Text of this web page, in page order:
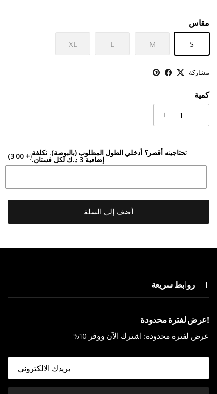
مقاس
S
M
L
XL
مشاركة
كمية
تحتاجينه أقصر؟ أدخلي الطول المطلوب (بالبوصة). تكلفة
إضافية 3 د.ك لكل فستان. (+ 3.00)
أضف إلى السلة
روابط سريعة
!عرض لفترة محدودة
عرض لفترة محدودة: اشترك الآن ووفر 10%